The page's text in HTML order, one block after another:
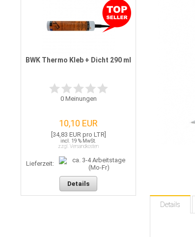
Details
BWK Thermo Kleb + Dicht 290 ml
0Meinungen
10,10 EUR
[34,83 EUR pro LTR]
incl. 19 % MwSt.
zzgl. Versandkosten
Lieferzeit:
Details